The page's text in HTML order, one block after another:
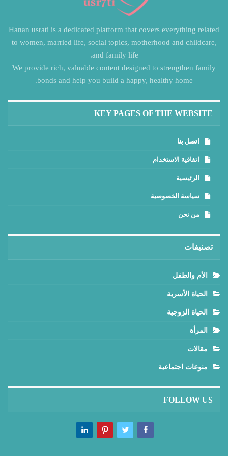
Hanan usrati is a dedicated platform that covers everything related
to women, married life, social topics, motherhood and childcare,
and family life.
We provide rich, valuable content designed to strengthen family
bonds and help you build a happy, healthy home.
KEY PAGES OF THE WEBSITE
اتصل بنا
اتفاقية الاستخدام
الرئيسية
سياسة الخصوصية
من نحن
تصنيفات
الأم والطفل
الحياة الأسرية
الحياة الزوجية
المرأة
مقالات
منوعات اجتماعية
FOLLOW US